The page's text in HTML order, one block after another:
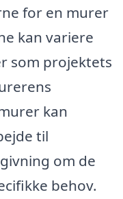
for en murer
kan variere
som projektets
kan
til
om de
behov.